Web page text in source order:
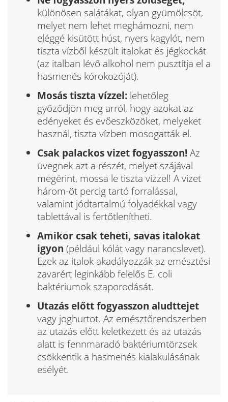
különösen salátákat, olyan gyümöl­csöt,
melyet nem lehet meghámozni, nem
eléggé kisütött húst, nyers kagylót, nem
tiszta vízből készült italokat és jégkockát
(az italban lé­vő alkohol nem pusztítja el a
hasmenés kórokozóját).
Mosás tiszta vízzel: lehetőleg
győződjön meg arról, hogy azokat az
edényeket és evőesz­közöket, melyeket
használ, tiszta vízben mosogatták el.
Csak palackos vizet fogyasszon!Az
üvegnek azt a részét, melyet szá­jával
megérint, mossa le tiszta vízzel! A vizet
három-öt percig tartó for­ralással,
valamint jódtartalmú folyadékkal vagy
tablettával is fertőtle­nítheti.
Amikor csak teheti, savas italokat
igyon (például kólát vagy narancs­levet).
Ezek az italok akadályozzák az emésztési
zavarért leginkább felelős E. coli
baktériumok szaporodását.
Utazás előtt fogyasszon aludttejet
vagy joghurtot. Az emésztőrendszer­ben
az utazás előtt keletkezett és az utazás
alatt is fennmaradó bak­tériumtörzsek
csökkentik a hasmenés kialakulásának
esélyét.